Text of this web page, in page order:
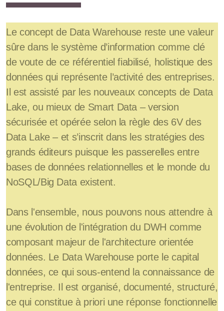
Le concept de Data Warehouse reste une valeur
sûre dans le système d’information comme clé
de voute de ce référentiel fiabilisé, holistique des
données qui représente l’activité des entreprises.
Il est assisté par les nouveaux concepts de Data
Lake, ou mieux de Smart Data – version
sécurisée et opérée selon la règle des 6V des
Data Lake – et s’inscrit dans les stratégies des
grands éditeurs puisque les passerelles entre
bases de données relationnelles et le monde du
NoSQL/Big Data existent.
Dans l'ensemble, nous pouvons nous attendre à
une évolution de l'intégration du DWH comme
composant majeur de l'architecture orientée
données. Le Data Warehouse porte le capital
données, ce qui sous-entend la connaissance de
l'entreprise. Il est organisé, documenté, structuré,
ce qui constitue à priori une réponse fonctionnelle